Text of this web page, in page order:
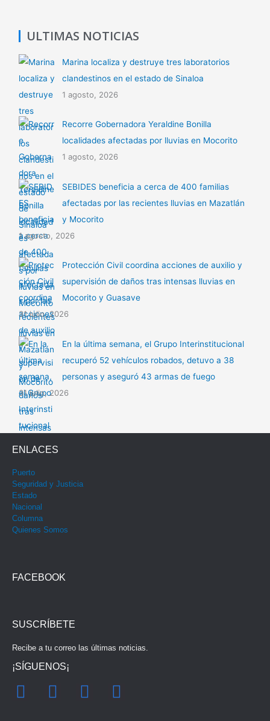
ULTIMAS NOTICIAS
Marina localiza y destruye tres laboratorios
clandestinos en el estado de Sinaloa
1 agosto, 2026
Recorre Gobernadora Yeraldine Bonilla
localidades afectadas por lluvias en Mocorito
1 agosto, 2026
SEBIDES beneficia a cerca de 400 familias
afectadas por las recientes lluvias en Mazatlán
y Mocorito
1 agosto, 2026
Protección Civil coordina acciones de auxilio y
supervisión de daños tras intensas lluvias en
Mocorito y Guasave
31 julio, 2026
En la última semana, el Grupo Interinstitucional
recuperó 52 vehículos robados, detuvo a 38
personas y aseguró 43 armas de fuego
31 julio, 2026
ENLACES
Puerto
Seguridad y Justicia
Estado
Nacional
Columna
Quienes Somos
FACEBOOK
SUSCRÍBETE
Recibe a tu correo las últimas noticias.
¡SÍGUENOS¡
F
I
Y
T